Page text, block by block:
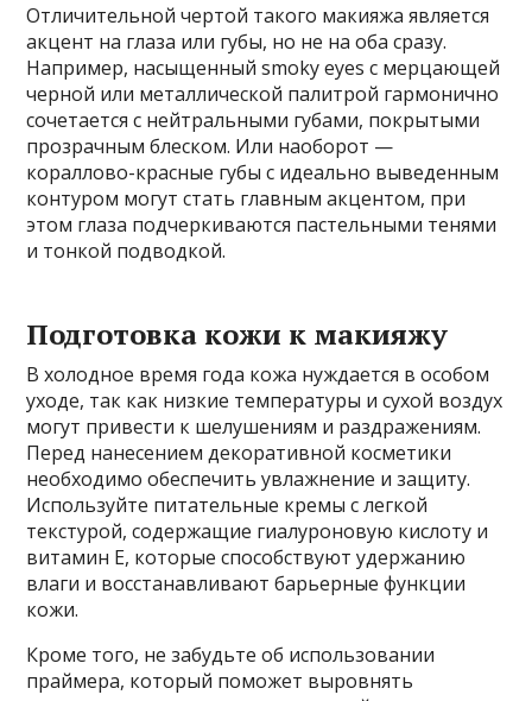
Отличительной чертой такого макияжа является
акцент на глаза или губы, но не на оба сразу.
Например, насыщенный smoky eyes с мерцающей
черной или металлической палитрой гармонично
сочетается с нейтральными губами, покрытыми
прозрачным блеском. Или наоборот —
кораллово-красные губы с идеально выведенным
контуром могут стать главным акцентом, при
этом глаза подчеркиваются пастельными тенями
и тонкой подводкой.
Подготовка кожи к макияжу
В холодное время года кожа нуждается в особом
уходе, так как низкие температуры и сухой воздух
могут привести к шелушениям и раздражениям.
Перед нанесением декоративной косметики
необходимо обеспечить увлажнение и защиту.
Используйте питательные кремы с легкой
текстурой, содержащие гиалуроновую кислоту и
витамин Е, которые способствуют удержанию
влаги и восстанавливают барьерные функции
кожи.
Кроме того, не забудьте об использовании
праймера, который поможет выровнять